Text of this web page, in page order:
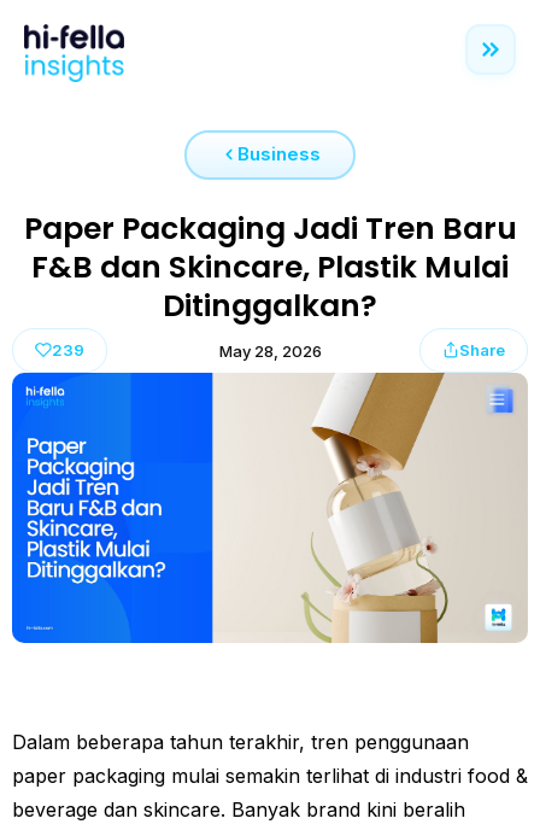
Business
Paper Packaging Jadi Tren Baru
F&B dan Skincare, Plastik Mulai
Ditinggalkan?
239 May 28, 2026 Share
Dalam beberapa tahun terakhir, tren penggunaan
paper packaging mulai semakin terlihat di industri food &
beverage dan skincare. Banyak brand kini beralih